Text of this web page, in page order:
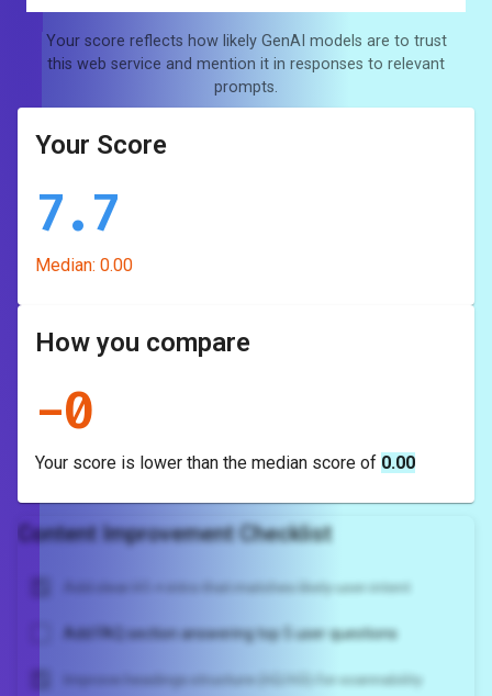
Your score reflects how likely GenAI models are to trust
this web service and mention it in responses to relevant
prompts.
Your Score
7.7
Median: 0.00
How you compare
-0
Your score is lower than the median score of 0.00
Content Improvement Checklist
Add clear H1 + intro that matches likely user intent
Add FAQ section answering top 5 user questions
Improve headings structure (H2/H3) for scannability